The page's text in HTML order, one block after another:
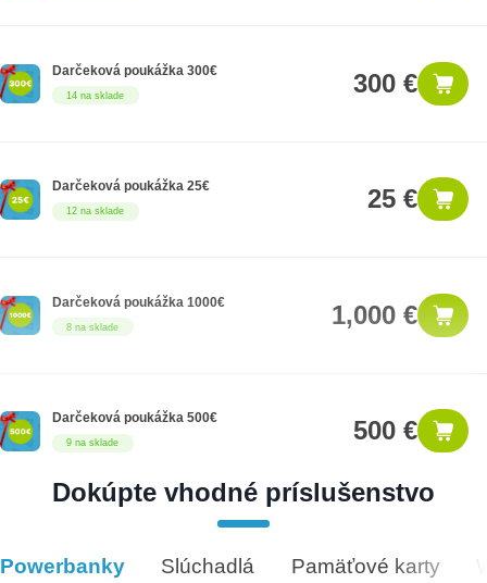
14 na sklade
Darčeková poukážka 300€ 300 €
12 na sklade
Darčeková poukážka 25€ 25 €
8 na sklade
Darčeková poukážka 1000€ 1,000 €
9 na sklade
Darčeková poukážka 500€ 500 €
5 na sklade
Dokúpte vhodné príslušenstvo
Vhodné príslušenstvo
Powerbanky Slúchadlá Pamäťové karty